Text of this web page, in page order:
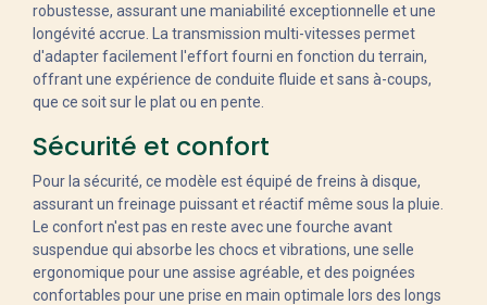
robustesse, assurant une maniabilité exceptionnelle et une
longévité accrue. La transmission multi-vitesses permet
d'adapter facilement l'effort fourni en fonction du terrain,
offrant une expérience de conduite fluide et sans à-coups,
que ce soit sur le plat ou en pente.
Sécurité et confort
Pour la sécurité, ce modèle est équipé de freins à disque,
assurant un freinage puissant et réactif même sous la pluie.
Le confort n'est pas en reste avec une fourche avant
suspendue qui absorbe les chocs et vibrations, une selle
ergonomique pour une assise agréable, et des poignées
confortables pour une prise en main optimale lors des longs